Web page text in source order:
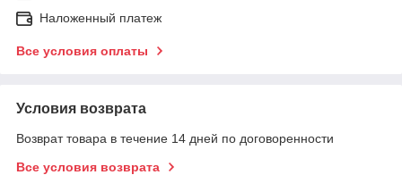
Наложенный платеж
Все условия оплаты
Условия возврата
Возврат товара в течение 14 дней по договоренности
Все условия возврата